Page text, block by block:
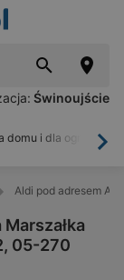
Świnoujście
domu i dla ogrodu
Aldi pod adresem
05-270